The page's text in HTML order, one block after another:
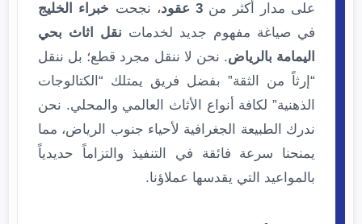
على مدار أكثر من 3 عقود ، نجحت خبراء الخليج
في صياغة مفهوم جديد لخدمات نقل اثاث بحي
اليمامة بالرياض. نحن لا ننقل مجرد قطع؛ بل ننقل
“إرثاً من الثقة” بفضل فريق يمتلك “الكتالوجات
الذهنية” لكافة أنواع الأثاث العالمي والمحلي. نحن
ندرك الطبيعة الجغرافية لأحياء جنوب الرياض، مما
يمنحنا سرعة فائقة في التنفيذ والتزاماً حديدياً
بالمواعيد التي يقدسها عملاؤنا.